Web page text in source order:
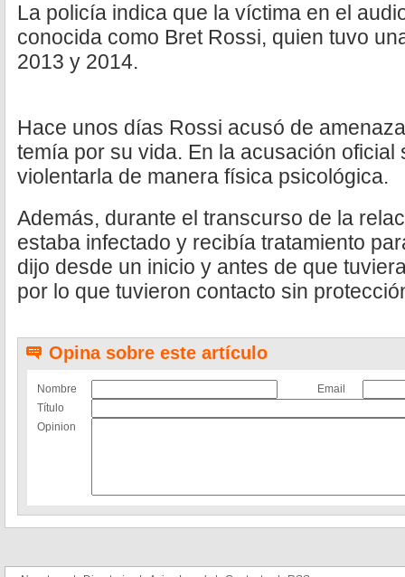
La policía indica que la víctima en el
conocida como Bret Rossi, quien tuvo
2013 y 2014.
Hace unos días Rossi acusó de
temía por su vida. En la acusación oficial
violentarla de manera física psicológica.
Además, durante el transcurso de la
estaba infectado y recibía tratamiento
dijo desde un inicio y antes de que
por lo que tuvieron contacto sin
Opina sobre este artículo
Nombre
Email
Título
Opinion